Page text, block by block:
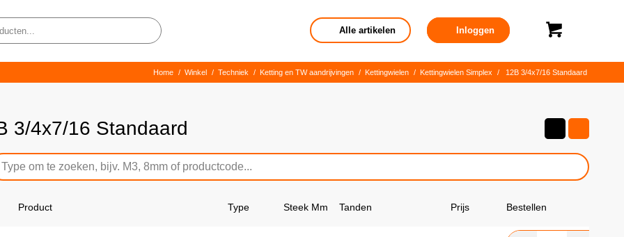
Alle artikelen Inloggen
Home / Winkel / Techniek / Ketting en TW aandrijvingen / Kettingwielen / Kettingwielen Simplex / 12B 3/4x7/16 Standaard
3/4x7/16 Standaard
Product Type Steek Mm Tanden Prijs Bestellen